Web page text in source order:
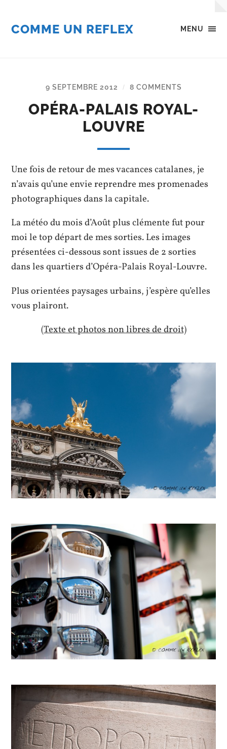
MENU
COMME UN REFLEX
9 SEPTEMBRE 2012 / 8 COMMENTS
OPÉRA-PALAIS ROYAL-
LOUVRE
Une fois de retour de mes vacances catalanes, je
n’avais qu’une envie reprendre mes promenades
photographiques dans la capitale.
La météo du mois d’Août plus clémente fut pour
moi le top départ de mes sorties. Les images
présentées ci-dessous sont issues de 2 sorties
dans les quartiersd’Opéra-Palais Royal-Louvre.
Plus orientées paysages urbains, j’espère qu’elles
vous plairont.
(Texte et photos non libres de droit)